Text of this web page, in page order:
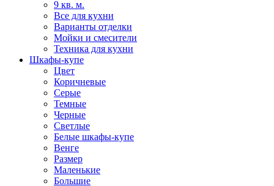
9 кв. м.
Все для кухни
Варианты отделки
Мойки и смесители
Техника для кухни
Шкафы-купе
Цвет
Коричневые
Серые
Темные
Черные
Светлые
Белые шкафы-купе
Венге
Размер
Маленькие
Большие